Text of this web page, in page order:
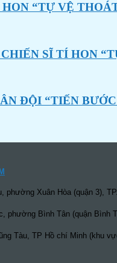
“TỰ VỆ
SĨ TÍ HON
ĐỘI “TIẾN
phường Xuân Hòa (quận 3),
phường Bình Tân (quận Bình
Tàu, TP Hồ chí Minh (khu